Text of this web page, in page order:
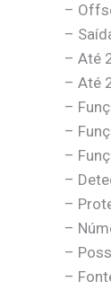
–
–
– Até
– Até
–
–
–
–
–
–
–
–